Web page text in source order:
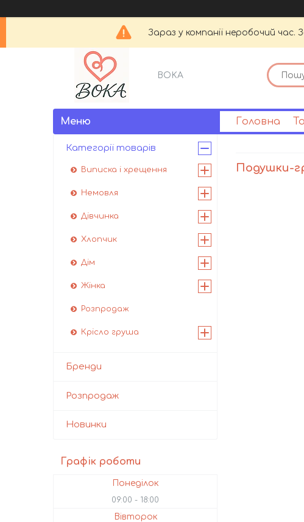
Зараз у компанії неробочий час.
BOKA
Головна
Подушки-
Категорії товарів
Виписка і хрещення
Немовля
Дівчинка
Хлопчик
Дім
Жінка
Розпродаж
Крісло груша
Бренди
Розпродаж
Новинки
Графік роботи
Понеділок
09:00 18:00
Вівторок